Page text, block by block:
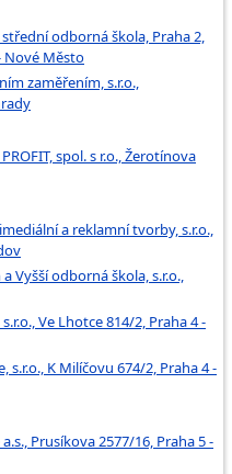
odborná škola, Praha 2,
Nové Město
zaměřením, s.r.o.,
spol. s r.o., Žerotínova
a reklamní tvorby, s.r.o.,
Vyšší odborná škola, s.r.o.,
Ve Lhotce 814/2, Praha 4 -
K Milíčovu 674/2, Praha 4 -
Prusíkova 2577/16, Praha 5 -